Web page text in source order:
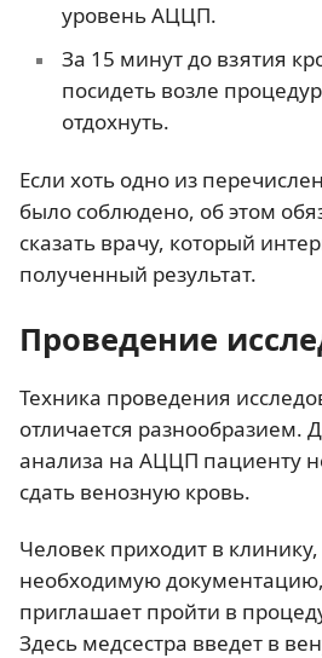
уровень АЦЦП.
За 15 минут до взятия
посидеть возле
отдохнуть.
Если хоть одно из
было соблюдено, об этом
сказать врачу, который
полученный результат.
Проведение
Техника проведения
отличается разнообразием.
анализа на АЦЦП пациенту
сдать венозную кровь.
Человек приходит в
необходимую
приглашает пройти в
Здесь медсестра введет в